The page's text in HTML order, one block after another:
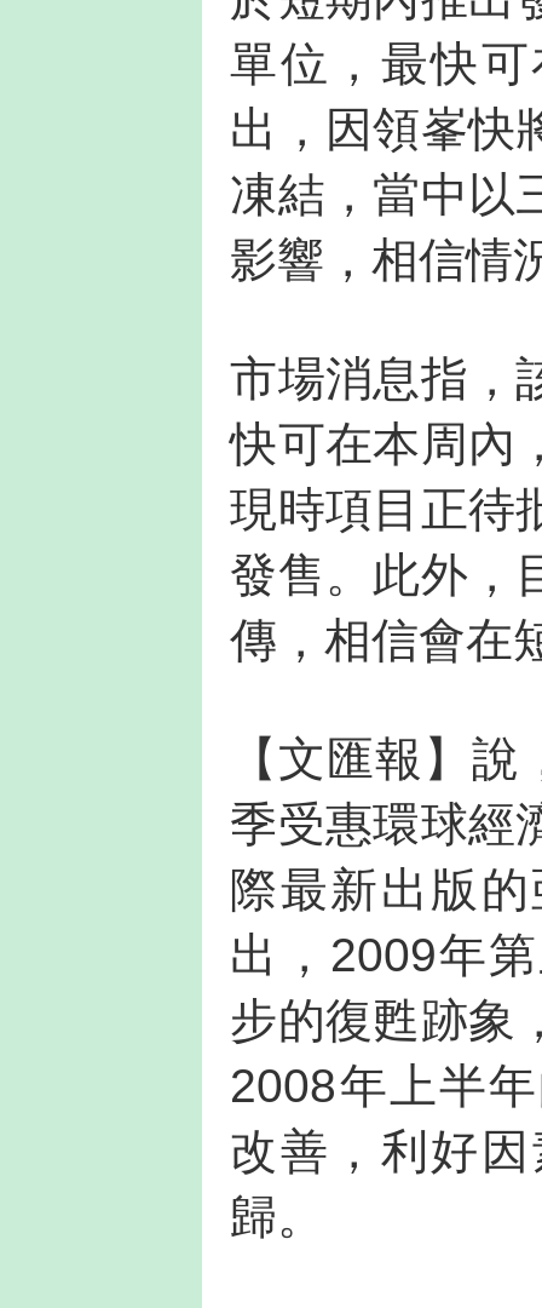
單位，最快
出，因領峯快
凍結，當中以
影響，相信情
市場消息指，
快可在本周內
現時項目正待
發售。此外，
傳，相信會在
【文匯報】
季受惠環球經
際最新出版
出，2009年
步的復甦跡象
2008年上半
改善，利好
歸。